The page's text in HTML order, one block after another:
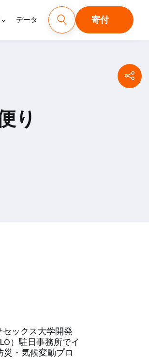
データ 寄付
り
ックス大学開発
）駐日事務所でイ
・気候変動プロ